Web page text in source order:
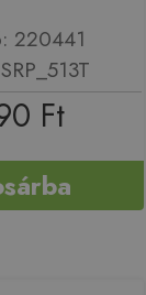
220441
Ft